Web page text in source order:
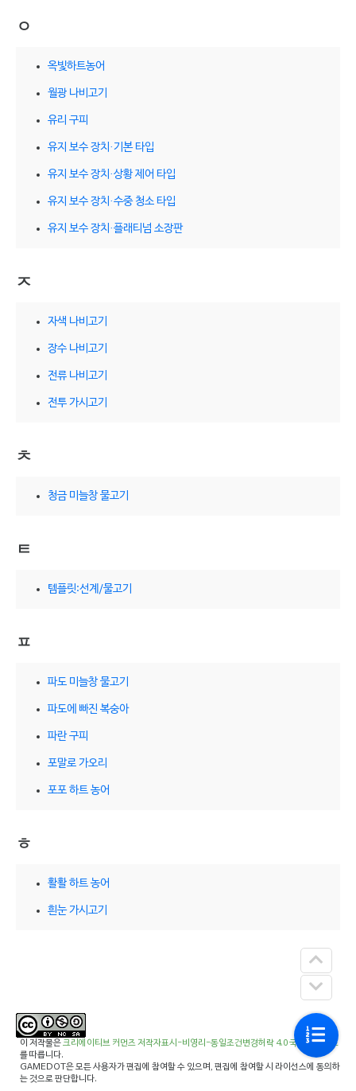
ㅇ
옥빛하트농어
월광 나비고기
유리 구피
유지 보수 장치·기본 타입
유지 보수 장치·상황 제어 타입
유지 보수 장치·수중 청소 타입
유지 보수 장치·플래티넘 소장판
ㅈ
자색 나비고기
장수 나비고기
전류 나비고기
전투 가시고기
ㅊ
청금 미늘창 물고기
ㅌ
템플릿:선계/물고기
ㅍ
파도 미늘창 물고기
파도에 빠진 복숭아
파란 구피
포말로 가오리
포포 하트 농어
ㅎ
활활 하트 농어
흰눈 가시고기
이 저작물은크리에이티브 커먼즈 저작자표시-비영리-동일조건변경허락 4.0 국제 라이선스
를 따릅니다.
GAMEDOT은 모든 사용자가 편집에 참여할 수 있으며, 편집에 참여할 시 라이선스에 동의하
는 것으로 판단합니다.